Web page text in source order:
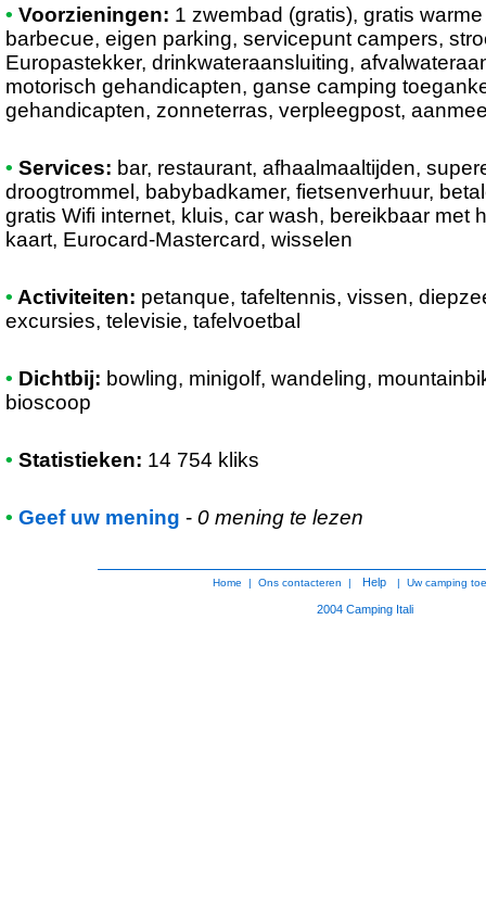
• Voorzieningen: 1 zwembad (gratis), gratis
barbecue, eigen parking, servicepunt campers,
Europastekker, drinkwateraansluiting,
motorisch gehandicapten, ganse camping
gehandicapten, zonneterras, verpleegpost,
• Services: bar, restaurant, afhaalmaaltijden,
droogtrommel, babybadkamer, fietsenverhuur,
gratis Wifi internet, kluis, car wash, bereikbaar met
kaart, Eurocard-Mastercard, wisselen
• Activiteiten: petanque, tafeltennis, vissen,
excursies, televisie, tafelvoetbal
• Dichtbij: bowling, minigolf, wandeling,
bioscoop
• Statistieken: 14 754 kliks
• Geef uw mening - 0 mening te lezen
Home | Ons contacteren | Help | Uw camping
2004 Camping Itali